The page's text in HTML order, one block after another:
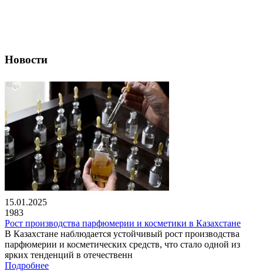
Новости
15.01.2025
1983
Рост производства парфюмерии и косметики в Казахстане
В Казахстане наблюдается устойчивый рост производства
парфюмерии и косметических средств, что стало одной из
ярких тенденций в отечественн
Подробнее